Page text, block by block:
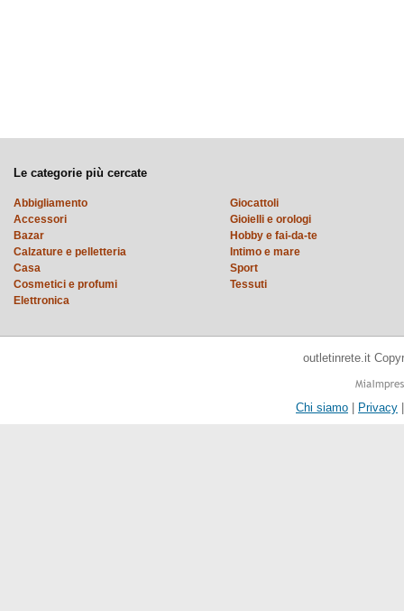
Le categorie più cercate
Abbigliamento
Accessori
Bazar
Calzature e pelletteria
Casa
Cosmetici e profumi
Elettronica
Giocattoli
Gioielli e orologi
Hobby e fai-da-te
Intimo e mare
Sport
Tessuti
outletinrete.it
Chi siamo | Privacy